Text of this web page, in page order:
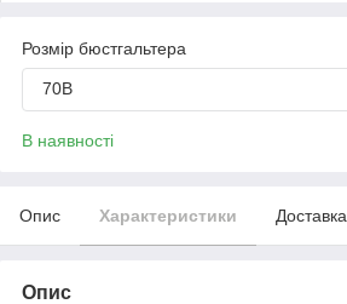
Розмір бюстгальтера
70B
В наявності
Опис Характеристики Доставка
Опис